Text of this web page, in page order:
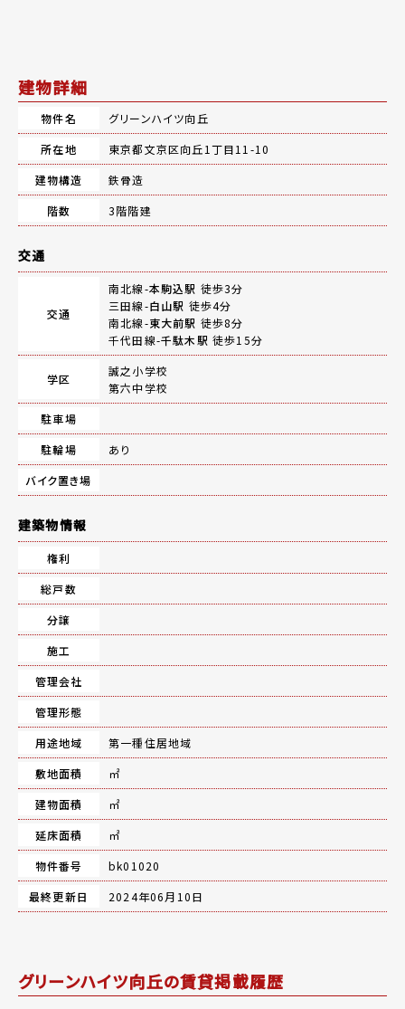
建物詳細
物件名
グリーンハイツ向丘
所在地
東京都文京区向丘1丁目11-10
建物構造
鉄骨造
階数
3階階建
交通
交通
南北線-本駒込駅 徒歩3分
三田線-白山駅 徒歩4分
南北線-東大前駅 徒歩8分
千代田線-千駄木駅 徒歩15分
学区
誠之小学校
第六中学校
駐車場
駐輪場
あり
バイク置き場
建築物情報
権利
総戸数
分譲
施工
管理会社
管理形態
用途地域
第一種住居地域
敷地面積
㎡
建物面積
㎡
延床面積
㎡
物件番号
bk01020
最終更新日
2024年06月10日
グリーンハイツ向丘の賃貸掲載履歴